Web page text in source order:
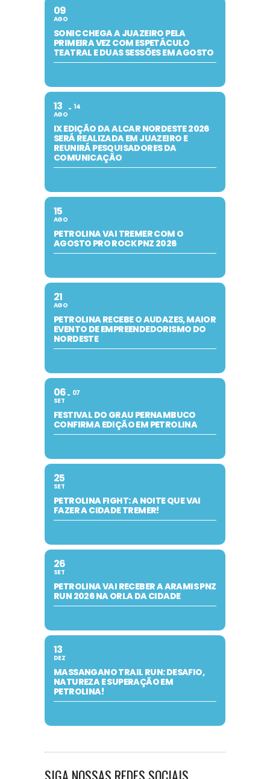
09
AGO
SONIC CHEGA A JUAZEIRO PELA
PRIMEIRA VEZ COM ESPETÁCULO
TEATRAL E DUAS SESSÕES EM AGOSTO
13
AGO
14
IX EDIÇÃO DA ALCAR NORDESTE 2026
SERÁ REALIZADA EM JUAZEIRO E
REUNIRÁ PESQUISADORES DA
COMUNICAÇÃO
15
AGO
PETROLINA VAI TREMER COM O
AGOSTO PRO ROCK PNZ 2026
21
AGO
PETROLINA RECEBE O AUDAZES, MAIOR
EVENTO DE EMPREENDEDORISMO DO
NORDESTE
06
SET
07
FESTIVAL DO GRAU PERNAMBUCO
CONFIRMA EDIÇÃO EM PETROLINA
25
SET
PETROLINA FIGHT: A NOITE QUE VAI
FAZER A CIDADE TREMER!
26
SET
PETROLINA VAI RECEBER A ARAMIS PNZ
RUN 2026 NA ORLA DA CIDADE
13
DEZ
MASSANGANO TRAIL RUN: DESAFIO,
NATUREZA E SUPERAÇÃO EM
PETROLINA!